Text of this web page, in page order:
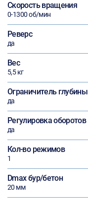
Скорость вращения
0-1300 об/мин
Реверс
да
Вес
5,5 кг
Ограничитель глубины
да
Регулировка оборотов
да
Кол-во режимов
1
Dmax бур/бетон
20 мм